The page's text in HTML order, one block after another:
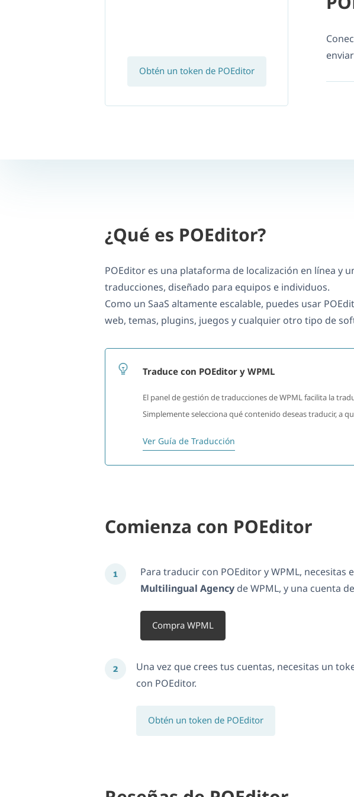
Obtén un token de POEditor
¿Qué es POEditor?
POEditor es una plataforma de localización en línea y
traducciones, diseñado para equipos e individuos.
Como un SaaS altamente escalable, puedes usar
web, temas, plugins, juegos y cualquier otro tipo de
Traduce con POEditor y WPML
El panel de gestión de traducciones de WPML facilita la
Simplemente selecciona qué contenido deseas traducir, a
Ver Guía de Traducción
Comienza con POEditor
Para traducir con POEditor y WPML, necesitas
Multilingual Agencyde WPML, y una cuenta
Compra WPML
Una vez que crees tus cuentas, necesitas un
con POEditor.
Obtén un token de POEditor